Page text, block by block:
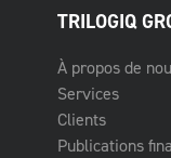
TRILOGIQ
À propos de
Services
Clients
Publications